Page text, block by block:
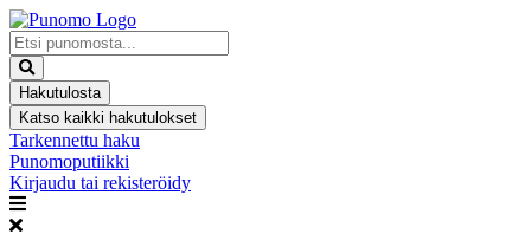
Mene
sisältöön
Search
...
Hakutulosta
Katso kaikki hakutulokset
Tarkennettu haku
Punomoputiikki
Kirjaudu tai rekisteröidy